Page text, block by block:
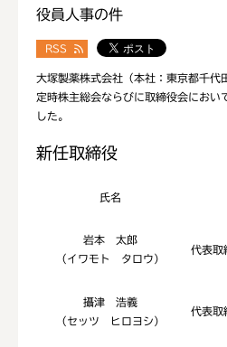
役員人事の件
RSS
大塚製薬株式会社（本社：東京都千
定時株主総会ならびに取締役会におい
した。
新任取締役
氏名
岩本 太郎
（イワモト タロウ）
代表取
攝津 浩義
（セッツ ヒロヨシ）
代表取